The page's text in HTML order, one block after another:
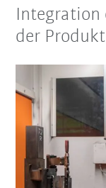
Integration
der